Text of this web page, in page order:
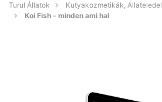
Turul Állatok
Kutyakozmetikák,
Koi Fish - minden ami hal